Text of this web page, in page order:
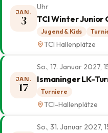
JAN.
3
Uhr
TCI Winter Junior
Jugend & Kids
TCI Hallenplätze
JAN.
17
So., 17. Januar 2027,
Ismaninger LK-
Turniere
TCI-Hallenplätze
So., 31. Januar 2027,